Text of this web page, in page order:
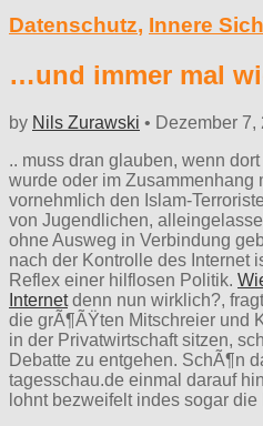
Datenschutz, Innere
…und immer mal
by Nils Zurawski • Dezember 7,
.. muss dran glauben, wenn
wurde oder im Zusammenhang
vornehmlich den Islam-
von Jugendlichen,
ohne Ausweg in Verbindung
nach der Kontrolle des Internet
Reflex einer hilflosen Politik.
Internetdenn nun wirklich?,
die grÃ¶ÃŸten Mitschreier und
in der Privatwirtschaft sitzen,
Debatte zu entgehen. SchÃ¶n
tagesschau.de einmal darauf
lohnt bezweifelt indes sogar die